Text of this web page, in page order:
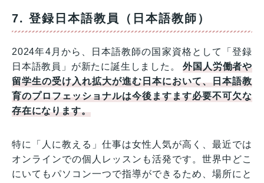
7. 登録日本語教員（日本語教師）
2024年4月から、日本語教師の国家資格として「登録
日本語教員」が新たに誕生しました。外国人労働者や
留学生の受け入れ拡大が進む日本において、日本語教
育のプロフェッショナルは今後ますます必要不可欠な
存在になります。
特に「人に教える」仕事は女性人気が高く、最近では
オンラインでの個人レッスンも活発です。世界中どこ
にいてもパソコン一つで指導ができるため、場所にと